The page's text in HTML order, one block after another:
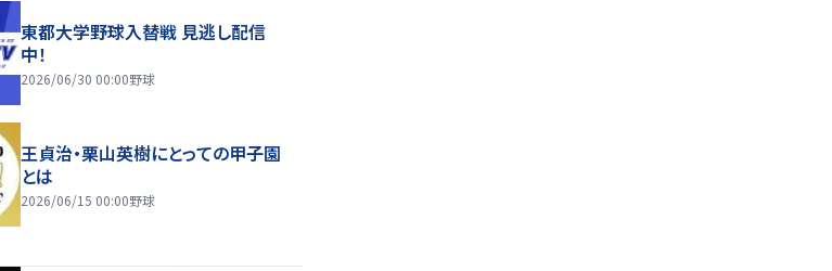
東都大学野球入替戦 見逃し配信
中！
2026/06/30 00:00野球
王貞治・栗山英樹にとっての甲子園
とは
2026/06/15 00:00野球